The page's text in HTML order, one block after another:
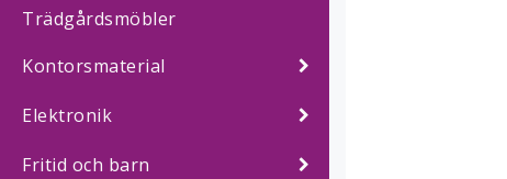
Trädgårdsmöbler
Kontorsmaterial
Elektronik
Fritid och barn